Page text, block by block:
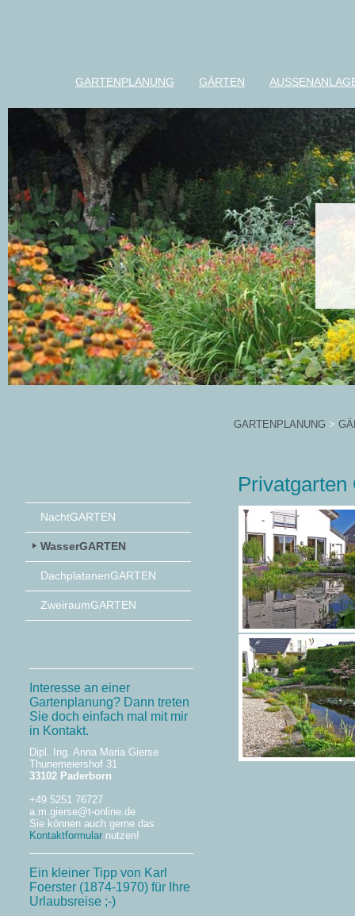
GARTENPLANUNG GÄRTEN
NachtGARTEN
WasserGARTEN
DachplatanenGARTEN
ZweiraumGARTEN
Interesse an einer
Gartenplanung? Dann treten
Sie doch einfach mal mit mir
in Kontakt.
Dipl. Ing. Anna Maria Gierse
Thunemeiershof 31
33102 Paderborn
+49 5251 76727
a.m.gierse@t-online.de
Sie können auch gerne das
Kontaktformular nutzen!
Ein kleiner Tipp von Karl
Foerster (1874-1970) für Ihre
Urlaubsreise ;-)
GARTENPLANUNG >
Privatgarten